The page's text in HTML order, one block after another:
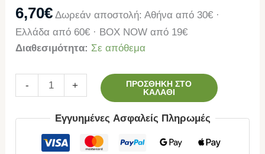
6,70€ Δωρεάν αποστολή: Αθήνα από 30€ ·
Ελλάδα από 60€ · BOX NOW από 19€
Διαθεσιμότητα: Σε απόθεμα
- +
ΠΡΟΣΘΉΚΗ ΣΤΟ
ΚΑΛΆΘΙ
Εγγυημένες Ασφαλείς Πληρωμές